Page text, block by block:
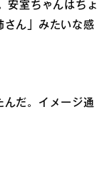
安室ちゃんはちょ
さん」みたいな感
んだ。イメージ通